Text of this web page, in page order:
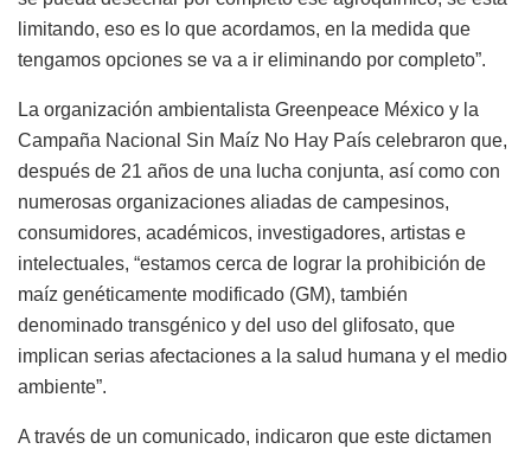
limitando, eso es lo que acordamos, en la medida que
tengamos opciones se va a ir eliminando por completo”.
La organización ambientalista Greenpeace México y la
Campaña Nacional Sin Maíz No Hay País celebraron que,
después de 21 años de una lucha conjunta, así como con
numerosas organizaciones aliadas de campesinos,
consumidores, académicos, investigadores, artistas e
intelectuales, “estamos cerca de lograr la prohibición de
maíz genéticamente modificado (GM), también
denominado transgénico y del uso del glifosato, que
implican serias afectaciones a la salud humana y el medio
ambiente”.
A través de un comunicado, indicaron que este dictamen